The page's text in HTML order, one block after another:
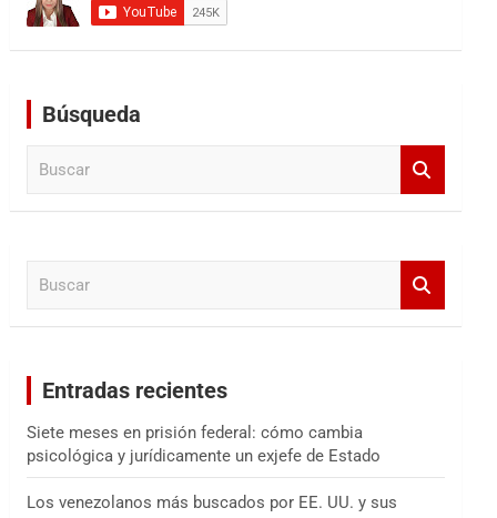
Búsqueda
Entradas recientes
Siete meses en prisión federal: cómo cambia
psicológica y jurídicamente un exjefe de Estado
Los venezolanos más buscados por EE. UU. y sus